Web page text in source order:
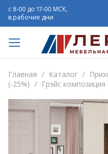
с 8-00 до 17-00 МСК,
в рабочие дни
Главная / Каталог /
(-25%) / Грэйс композиция